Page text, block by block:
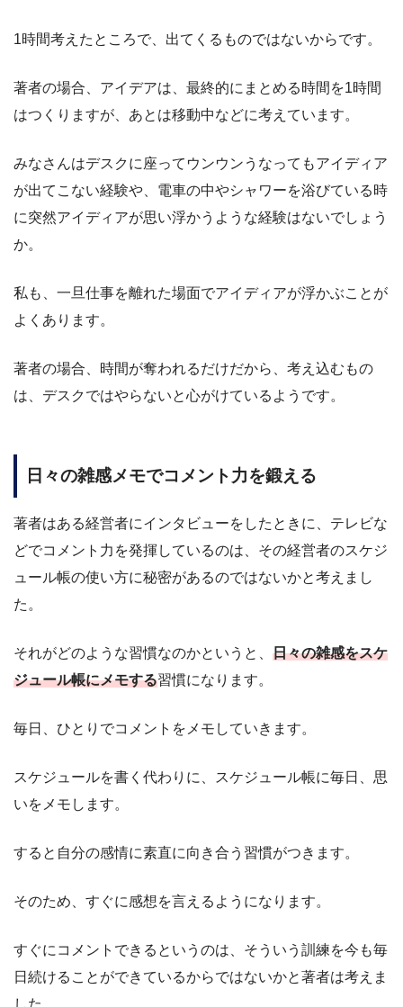
1時間考えたところで、出てくるものではないからです。
著者の場合、アイデアは、最終的にまとめる時間を1時間
はつくりますが、あとは移動中などに考えています。
みなさんはデスクに座ってウンウンうなってもアイディア
が出てこない経験や、電車の中やシャワーを浴びている時
に突然アイディアが思い浮かうような経験はないでしょう
か。
私も、一旦仕事を離れた場面でアイディアが浮かぶことが
よくあります。
著者の場合、時間が奪われるだけだから、考え込むもの
は、デスクではやらないと心がけているようです。
日々の雑感メモでコメント力を鍛える
著者はある経営者にインタビューをしたときに、テレビな
どでコメント力を発揮しているのは、その経営者のスケジ
ュール帳の使い方に秘密があるのではないかと考えまし
た。
それがどのような習慣なのかというと、 日々の雑感をスケ
ジュール帳にメモする習慣になります。
毎日、ひとりでコメントをメモしていきます。
スケジュールを書く代わりに、スケジュール帳に毎日、思
いをメモします。
すると自分の感情に素直に向き合う習慣がつきます。
そのため、すぐに感想を言えるようになります。
すぐにコメントできるというのは、そういう訓練を今も毎
日続けることができているからではないかと著者は考えま
した。